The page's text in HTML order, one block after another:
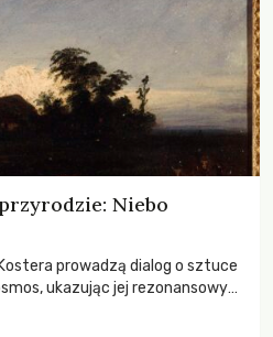
Niebo
prowadzą dialog o sztuce
ukazując jej rezonansowy